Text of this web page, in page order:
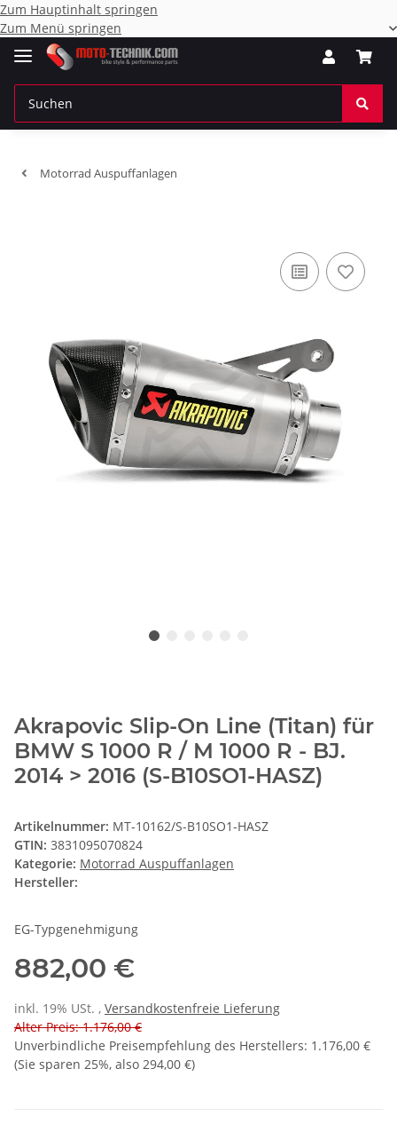
Zum Hauptinhalt springen
Zum Menü springen
Motorrad Auspuffanlagen
Akrapovic Slip-On Line (Titan) für
BMW S 1000 R / M 1000 R - BJ.
2014 > 2016 (S-B10SO1-HASZ)
Artikelnummer: MT-10162/S-B10SO1-HASZ
GTIN: 3831095070824
Kategorie: Motorrad Auspuffanlagen
Hersteller:
EG-Typgenehmigung
882,00 €
inkl. 19% USt. , Versandkostenfreie Lieferung
Alter Preis: 1.176,00 €
Unverbindliche Preisempfehlung des Herstellers: 1.176,00 €
(Sie sparen 25%, also 294,00 €)